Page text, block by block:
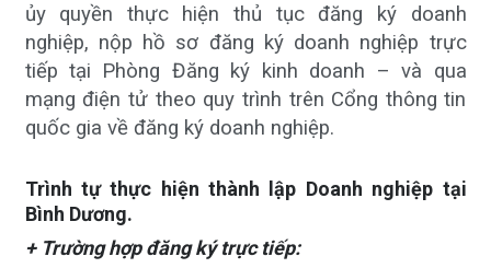
ủy quyền thực hiện thủ tục đăng ký doanh
nghiệp, nộp hồ sơ đăng ký doanh nghiệp trực
tiếp tại Phòng Đăng ký kinh doanh – và qua
mạng điện tử theo quy trình trên Cổng thông tin
quốc gia về đăng ký doanh nghiệp.
Trình tự thực hiện thành lập Doanh nghiệp tại
Bình Dương.
+ Trường hợp đăng ký trực tiếp: